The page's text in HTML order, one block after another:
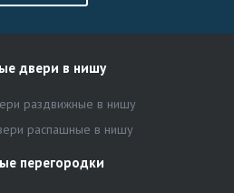
двери в нишу
раздвижные в нишу
распашные в нишу
перегородки